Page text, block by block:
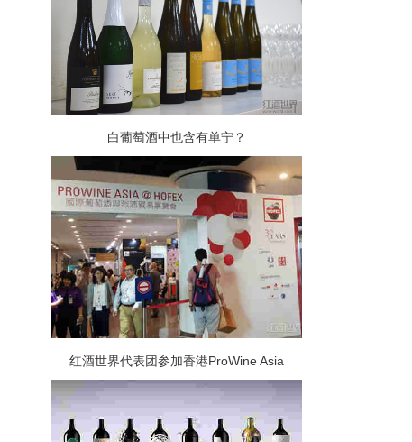
白葡萄酒中也含有单宁？
红酒世界代表团参加香港ProWine Asia